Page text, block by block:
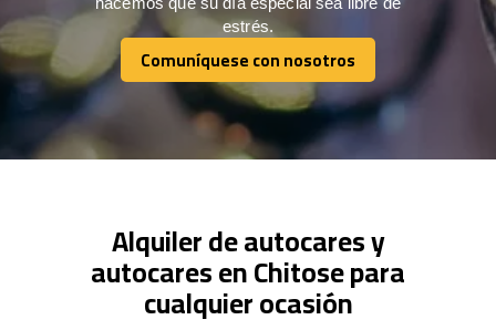
estrés.
Comuníquese con nosotros
Comuníquese con nosotros
Alquiler de autocares y
autocares en Chitose para
cualquier ocasión